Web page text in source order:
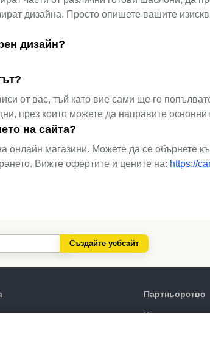
дизайна. Просто опишете вашите
дизайн?
от вас, тъй като вие сами ще го
през които можете да направите
на сайта?
онлайн магазини. Можете да се обърнете
Вижте офертите и цените на: https://
Създайте уебсайт
Партньорство
Партньорска